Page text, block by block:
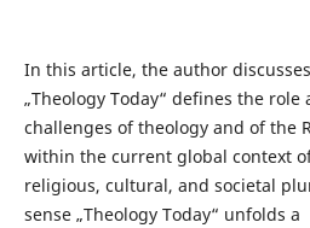
In this article, the author
„Theology Today“ defines the role
challenges of theology and of the
within the current global context
religious, cultural, and societal
sense „Theology Today“ unfolds a